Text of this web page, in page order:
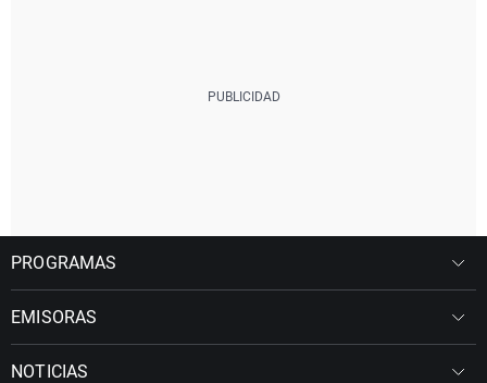
PROGRAMAS
EMISORAS
NOTICIAS